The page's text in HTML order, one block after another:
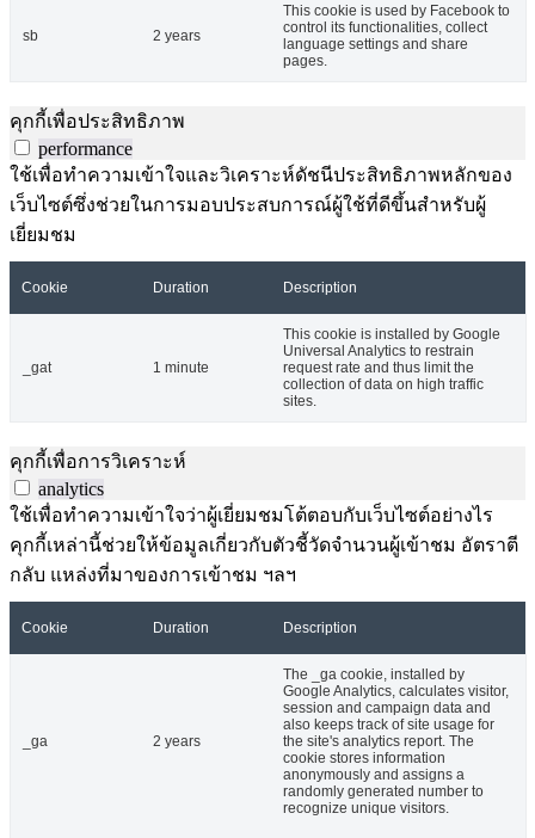
sb 2 years
This cookie is used by Facebook to
control its functionalities, collect
language settings and share
pages.
คุกกี้เพื่อประสิทธิภาพ
performance
ใช้เพื่อทำความเข้าใจและวิเคราะห์ดัชนีประสิทธิภาพหลักของ
เว็บไซต์ซึ่งช่วยในการมอบประสบการณ์ผู้ใช้ที่ดีขึ้นสำหรับผู้
เยี่ยมชม
Cookie Duration Description
_gat 1 minute
This cookie is installed by Google
Universal Analytics to restrain
request rate and thus limit the
collection of data on high traffic
sites.
คุกกี้เพื่อการวิเคราะห์
analytics
ใช้เพื่อทำความเข้าใจว่าผู้เยี่ยมชมโต้ตอบกับเว็บไซต์อย่างไร
คุกกี้เหล่านี้ช่วยให้ข้อมูลเกี่ยวกับตัวชี้วัดจำนวนผู้เข้าชม อัตราตี
กลับ แหล่งที่มาของการเข้าชม ฯลฯ
Cookie Duration Description
_ga 2 years
The _ga cookie, installed by
Google Analytics, calculates visitor,
session and campaign data and
also keeps track of site usage for
the site's analytics report. The
cookie stores information
anonymously and assigns a
randomly generated number to
recognize unique visitors.